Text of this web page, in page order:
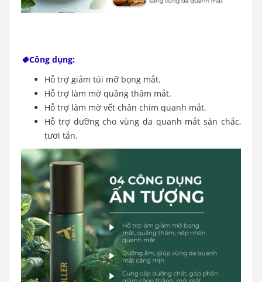
🍀Công dụng:
Hỗ trợ giảm túi mỡ bọng mắt.
Hỗ trợ làm mờ quầng thâm mắt.
Hỗ trợ làm mờ vết chân chim quanh mắt.
Hỗ trợ dưỡng cho vùng da quanh mắt săn chắc,
tươi tắn.